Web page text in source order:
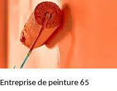
Entreprise de peinture 65